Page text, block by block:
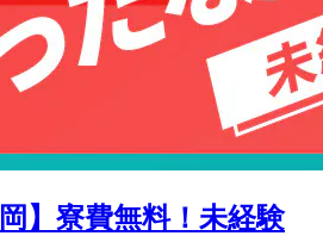
】寮費無料！未経験